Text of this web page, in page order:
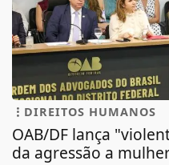
DIREITOS HUMANOS
OAB/DF lança
da agressão a